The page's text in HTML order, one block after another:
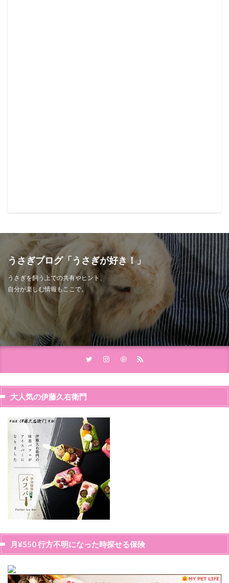
うさぎブログ「うさぎが好き！」
うさぎを飼う上での共有やヒント、
自分が楽しむ情報もここで。
大人気の伊藤久右衛門
月¥550 行方不明になった時探せる保険